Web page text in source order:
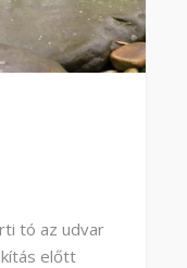
tó az udvar
előtt